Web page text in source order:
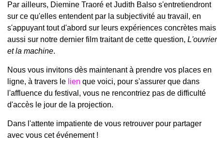
Par ailleurs, Diemine Traoré et Judith Balso s'entretiendront
sur ce qu'elles entendent par la subjectivité au travail, en
s'appuyant tout d'abord sur leurs expériences concrètes mais
aussi sur notre dernier film traitant de cette question, L'ouvrier
et la machine.
Nous vous invitons dès maintenant à prendre vos places en
ligne, à travers le lien que voici, pour s'assurer que dans
l'affluence du festival, vous ne rencontriez pas de difficulté
d'accès le jour de la projection.
Dans l'attente impatiente de vous retrouver pour partager
avec vous cet événement !